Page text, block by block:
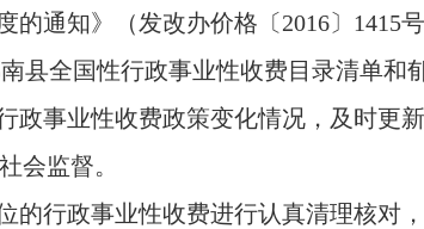
的通知》（发改办价格〔2016〕1415
县全国性行政事业性收费目录清单和
政事业性收费政策变化情况，及时更
会监督。
行政事业性收费进行认真清理核对